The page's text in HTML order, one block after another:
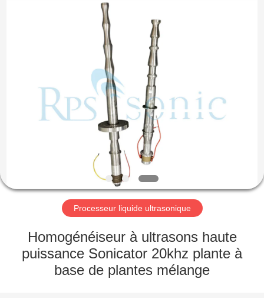
PRODUITS
DE
NOUS
VISITE
D'USINE
Processeur liquide ultrasonique
Homogénéiseur à ultrasons haute
puissance Sonicator 20khz plante à
base de plantes mélange